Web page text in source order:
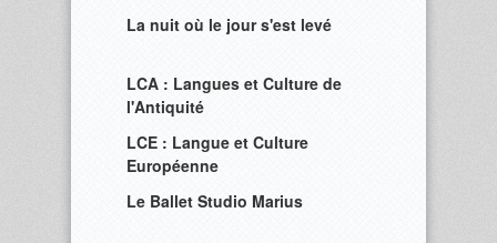
La nuit où le jour s'est levé
LCA : Langues et Culture de
l'Antiquité
LCE : Langue et Culture
Européenne
Le Ballet Studio Marius